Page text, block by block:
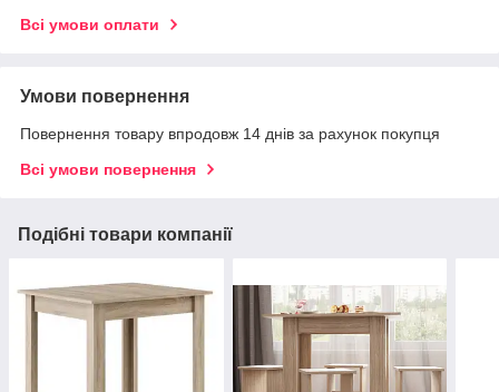
Всі умови оплати
Умови повернення
Повернення товару впродовж 14 днів за рахунок покупця
Всі умови повернення
Подібні товари компанії